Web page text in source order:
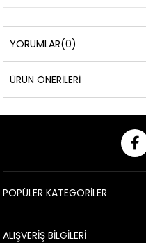
YORUMLAR(0)
ÜRÜN ÖNERILERI
POPÜLER KATEGORİLER
ALIŞVERİŞ BİLGİLERİ